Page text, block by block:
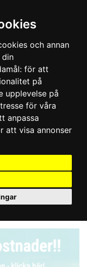
och annan
för att
på
upplevelse på
för våra
anpassa
att visa annonser